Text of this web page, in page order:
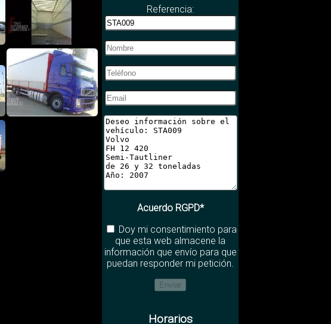
Referencia:
Acuerdo RGPD*
Doy mi consentimiento para
que esta web almacene la
información que envío para que
puedan responder mi petición.
Horarios